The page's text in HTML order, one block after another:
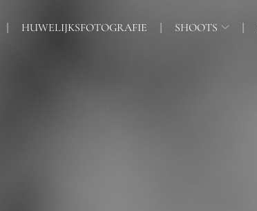
HUWELIJKSFOTOGRAFIE SHOOTS